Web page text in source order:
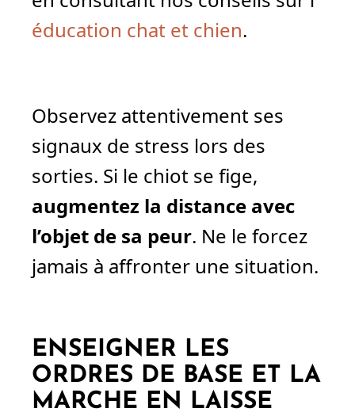
éducation chat et chien.
Observez attentivement ses
signaux de stress lors des
sorties. Si le chiot se fige,
augmentez la distance avec
l’objet de sa peur. Ne le forcez
jamais à affronter une situation.
ENSEIGNER LES
ORDRES DE BASE ET LA
MARCHE EN LAISSE